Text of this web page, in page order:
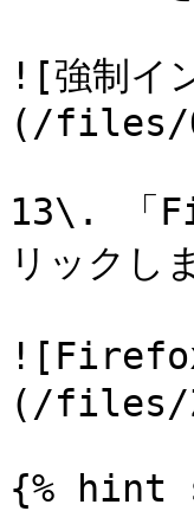
![強制イ
(/files/
13\. 「
リックし
![Firefox
(/files/
{% hint